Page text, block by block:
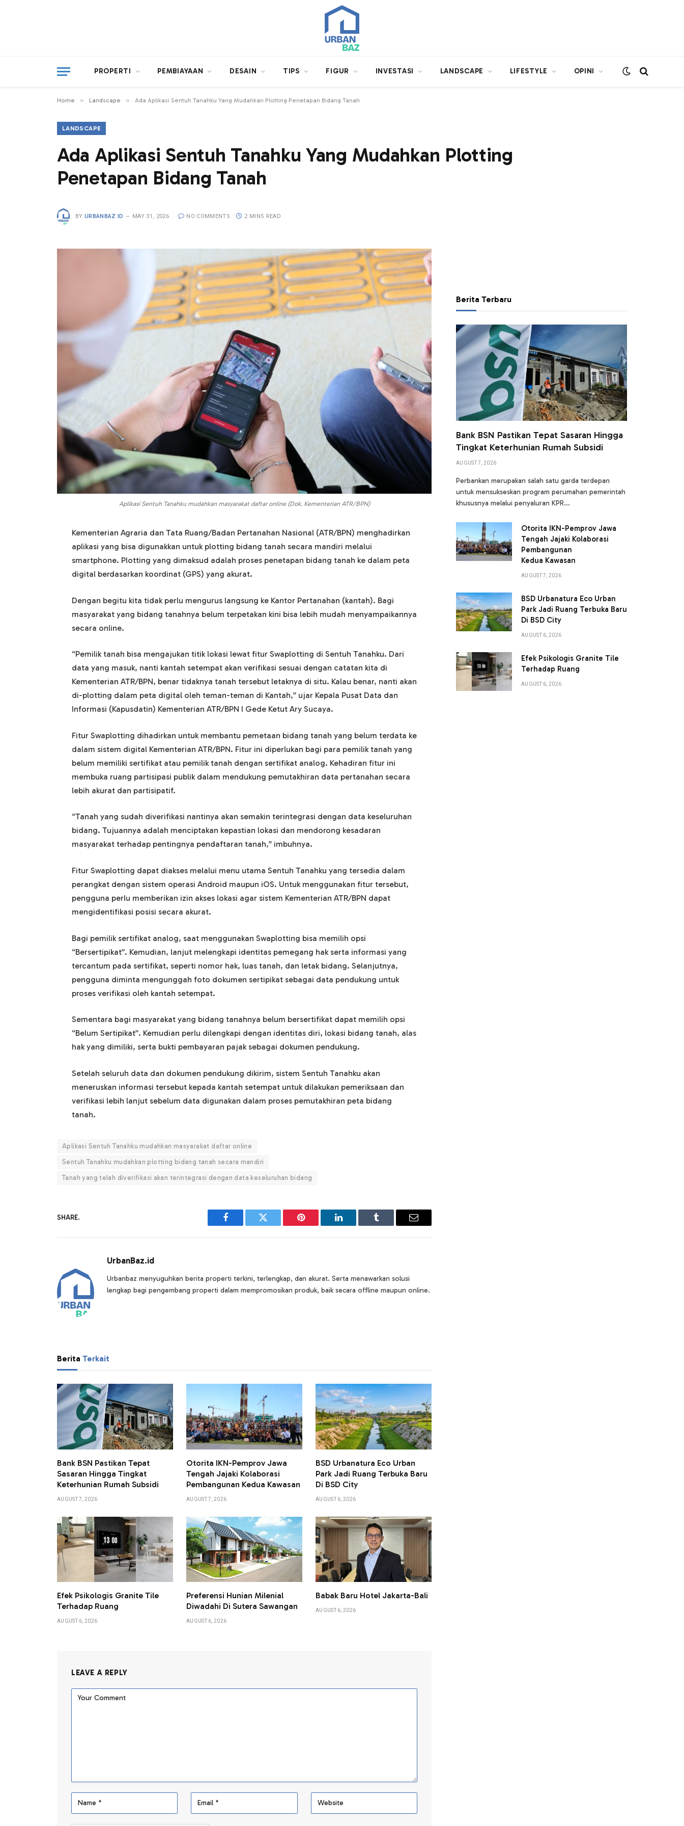
PROPERTI PEMBIAYAAN DESAIN TIPS FIGUR INVESTASI LANDSCAPE LIFESTYLE OPINI
Home » Landscape » Ada Aplikasi Sentuh Tanahku Yang Mudahkan Plotting Penetapan Bidang Tanah
LANDSCAPE
Ada Aplikasi Sentuh Tanahku Yang Mudahkan Plotting
Penetapan Bidang Tanah
BY URBANBAZ.ID MAY 31, 2026 NO COMMENTS 2 MINS READ
Aplikasi Sentuh Tanahku mudahkan masyarakat daftar online (Dok. Kementerian ATR/BPN)
Kementerian Agraria dan Tata Ruang/Badan Pertanahan Nasional (ATR/BPN) menghadirkan
aplikasi yang bisa digunakkan untuk plotting bidang tanah secara mandiri melalui
smartphone. Plotting yang dimaksud adalah proses penetapan bidang tanah ke dalam peta
digital berdasarkan koordinat (GPS) yang akurat.
Dengan begitu kita tidak perlu mengurus langsung ke Kantor Pertanahan (kantah). Bagi
masyarakat yang bidang tanahnya belum terpetakan kini bisa lebih mudah menyampaikannya
secara online.
“Pemilik tanah bisa mengajukan titik lokasi lewat fitur Swaplotting di Sentuh Tanahku. Dari
data yang masuk, nanti kantah setempat akan verifikasi sesuai dengan catatan kita di
Kementerian ATR/BPN, benar tidaknya tanah tersebut letaknya di situ. Kalau benar, nanti akan
di-plotting dalam peta digital oleh teman-teman di Kantah,” ujar Kepala Pusat Data dan
Informasi (Kapusdatin) Kementerian ATR/BPN I Gede Ketut Ary Sucaya.
Fitur Swaplotting dihadirkan untuk membantu pemetaan bidang tanah yang belum terdata ke
dalam sistem digital Kementerian ATR/BPN. Fitur ini diperlukan bagi para pemilik tanah yang
belum memiliki sertifikat atau pemilik tanah dengan sertifikat analog. Kehadiran fitur ini
membuka ruang partisipasi publik dalam mendukung pemutakhiran data pertanahan secara
lebih akurat dan partisipatif.
“Tanah yang sudah diverifikasi nantinya akan semakin terintegrasi dengan data keseluruhan
bidang. Tujuannya adalah menciptakan kepastian lokasi dan mendorong kesadaran
masyarakat terhadap pentingnya pendaftaran tanah,” imbuhnya.
Fitur Swaplotting dapat diakses melalui menu utama Sentuh Tanahku yang tersedia dalam
perangkat dengan sistem operasi Android maupun iOS. Untuk menggunakan fitur tersebut,
pengguna perlu memberikan izin akses lokasi agar sistem Kementerian ATR/BPN dapat
mengidentifikasi posisi secara akurat.
Bagi pemilik sertifikat analog, saat menggunakan Swaplotting bisa memilih opsi
“Bersertipikat”. Kemudian, lanjut melengkapi identitas pemegang hak serta informasi yang
tercantum pada sertifikat, seperti nomor hak, luas tanah, dan letak bidang. Selanjutnya,
pengguna diminta mengunggah foto dokumen sertipikat sebagai data pendukung untuk
proses verifikasi oleh kantah setempat.
Sementara bagi masyarakat yang bidang tanahnya belum bersertifikat dapat memilih opsi
“Belum Sertipikat”. Kemudian perlu dilengkapi dengan identitas diri, lokasi bidang tanah, alas
hak yang dimiliki, serta bukti pembayaran pajak sebagai dokumen pendukung.
Setelah seluruh data dan dokumen pendukung dikirim, sistem Sentuh Tanahku akan
meneruskan informasi tersebut kepada kantah setempat untuk dilakukan pemeriksaan dan
verifikasi lebih lanjut sebelum data digunakan dalam proses pemutakhiran peta bidang
tanah.
Aplikasi Sentuh Tanahku mudahkan masyarakat daftar online
Sentuh Tanahku mudahkan plotting bidang tanah secara mandiri
Tanah yang telah diverifikasi akan terintegrasi dengan data keseluruhan bidang
SHARE.
Facebook Twitter Pinterest LinkedIn Tumblr Email
UrbanBaz.id
Urbanbaz menyuguhkan berita properti terkini, terlengkap, dan akurat. Serta menawarkan solusi
lengkap bagi pengembang properti dalam mempromosikan produk, baik secara offline maupun online.
Berita Terkait
Bank BSN Pastikan Tepat
Sasaran Hingga Tingkat
Keterhunian Rumah Subsidi
AUGUST 7, 2026
Otorita IKN-Pemprov Jawa
Tengah Jajaki Kolaborasi
Pembangunan Kedua Kawasan
AUGUST 7, 2026
BSD Urbanatura Eco Urban
Park Jadi Ruang Terbuka Baru
Di BSD City
AUGUST 6, 2026
Efek Psikologis Granite Tile
Terhadap Ruang
AUGUST 6, 2026
Preferensi Hunian Milenial
Diwadahi Di Sutera Sawangan
AUGUST 6, 2026
Babak Baru Hotel Jakarta-Bali
AUGUST 6, 2026
LEAVE A REPLY
Berita Terbaru
Bank BSN Pastikan Tepat Sasaran Hingga
Tingkat Keterhunian Rumah Subsidi
AUGUST 7, 2026
Perbankan merupakan salah satu garda terdepan
untuk mensukseskan program perumahan pemerintah
khususnya melalui penyaluran KPR…
Otorita IKN-Pemprov Jawa
Tengah Jajaki Kolaborasi
Pembangunan
Kedua Kawasan
AUGUST 7, 2026
BSD Urbanatura Eco Urban
Park Jadi Ruang Terbuka Baru
Di BSD City
AUGUST 6, 2026
Efek Psikologis Granite Tile
Terhadap Ruang
AUGUST 6, 2026